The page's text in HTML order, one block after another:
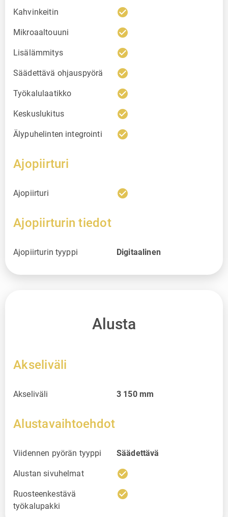
Kahvinkeitin check_circle
Mikroaaltouuni check_circle
Lisälämmitys check_circle
Säädettävä ohjauspyörä check_circle
Työkalulaatikko check_circle
Keskuslukitus check_circle
Älypuhelinten integrointi check_circle
Ajopiirturi
Ajopiirturi check_circle
Ajopiirturin tiedot
Ajopiirturin tyyppi Digitaalinen
Alusta
Akseliväli
Akseliväli 3 150 mm
Alustavaihtoehdot
Viidennen pyörän tyyppi Säädettävä
Alustan sivuhelmat check_circle
Ruosteenkestävä
työkalupakki
check_circle